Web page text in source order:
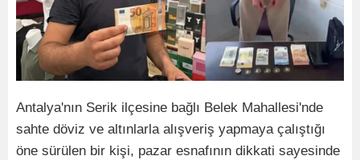
Antalya'nın Serik ilçesine bağlı Belek Mahallesi'nde
sahte döviz ve altınlarla alışveriş yapmaya çalıştığı
öne sürülen bir kişi, pazar esnafının dikkati sayesinde